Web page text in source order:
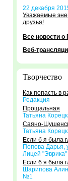
22 декабря
Уважаемые
друзья!
Все новости о
Веб-
Творчество
Как попасть в
Редакция
Прощальная
Татьяна
Саяно-
Татьяна
Если б я была
Попова Дарья,
Лицей "Эврика"
Если б я была
Шарипова
№1